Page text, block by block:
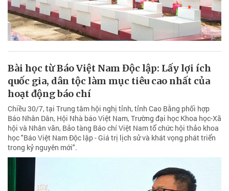
Bài học từ Báo Việt Nam Độc lập: Lấy lợi ích
quốc gia, dân tộc làm mục tiêu cao nhất của
hoạt động báo chí
Chiều 30/7, tại Trung tâm hội nghị tỉnh, tỉnh Cao Bằng phối hợp
Báo Nhân Dân, Hội Nhà báo Việt Nam, Trường đại học Khoa học-Xã
hội và Nhân văn, Bảo tàng Báo chí Việt Nam tổ chức hội thảo khoa
học "Báo Việt Nam Độc lập - Giá trị lịch sử và khát vọng phát triển
trong kỷ nguyên mới".